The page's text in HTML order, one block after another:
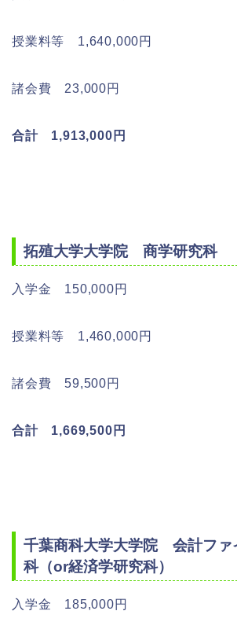
授業料等 1,640,000円
諸会費 23,000円
合計 1,913,000円
拓殖大学大学院 商学研究科
入学金 150,000円
授業料等 1,460,000円
諸会費 59,500円
合計 1,669,500円
千葉商科大学大学院 会計ファ
科（or経済学研究科）
入学金 185,000円